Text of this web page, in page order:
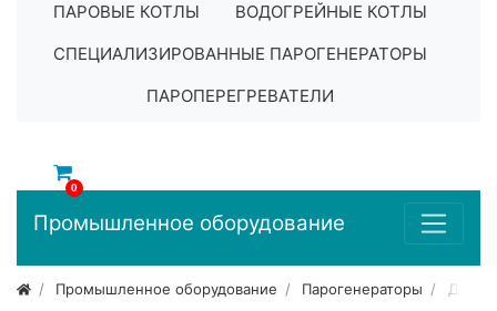
ПАРОВЫЕ КОТЛЫ
ВОДОГРЕЙНЫЕ КОТЛЫ
СПЕЦИАЛИЗИРОВАННЫЕ ПАРОГЕНЕРАТОРЫ
ПАРОПЕРЕГРЕВАТЕЛИ
0
Промышленное оборудование
Промышленное оборудование Парогенераторы